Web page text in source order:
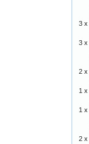
3 x
3 x
2 x
1 x
1 x
2 x